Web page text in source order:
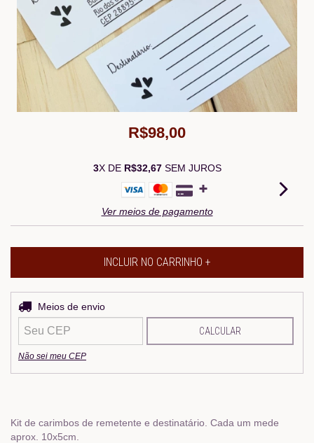
R$98,00
3X DE R$32,67SEM JUROS
Ver meios de pagamento
Entregas para o CEP:
Meios de envio
CALCULAR
Não sei meu CEP
Kit de carimbos de remetente e destinatário. Cada um mede
aprox. 10x5cm.